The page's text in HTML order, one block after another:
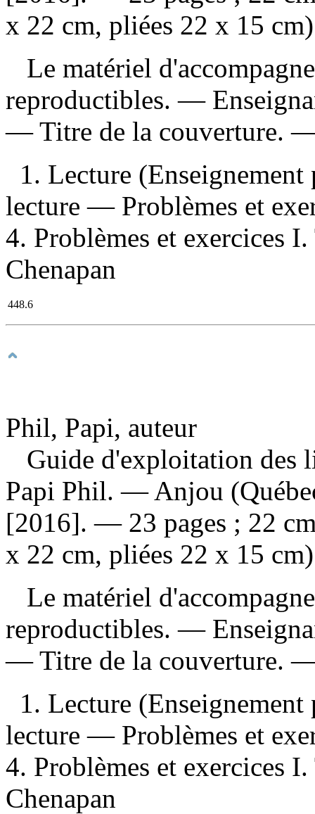
x 22 cm, pliées 22 x 15
Le matériel
reproductibles. —
— Titre de la couverture.
1. Lecture
lecture — Problèmes et
4. Problèmes et exercices
Chenapan
448.6
Phil, Papi, auteur
Guide d'exploitation des
Papi Phil. — Anjou
[2016]. — 23 pages ; 22
x 22 cm, pliées 22 x 15
Le matériel
reproductibles. —
— Titre de la couverture.
1. Lecture
lecture — Problèmes et
4. Problèmes et exercices
Chenapan